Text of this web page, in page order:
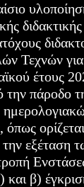
διδακτικής
Τεχνών για
έτους
πάροδο
εξέταση
β)